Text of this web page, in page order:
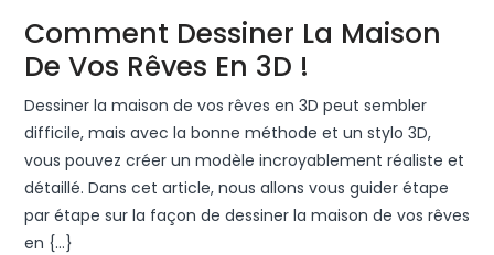
Comment Dessiner La Maison
De Vos Rêves En 3D !
Dessiner
La
Maison
De
Vos
Dessiner la maison de vos rêves en 3D peut sembler
difficile, mais avec la bonne méthode et un stylo 3D,
vous pouvez créer un modèle incroyablement réaliste et
détaillé. Dans cet article, nous allons vous guider étape
par étape sur la façon de dessiner la maison de vos rêves
en {...}